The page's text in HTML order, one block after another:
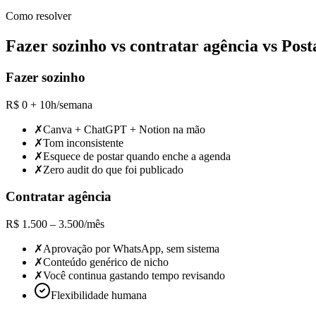
Como resolver
Fazer sozinho vs contratar agência vs
Fazer sozinho
R$ 0 + 10h/semana
✗Canva + ChatGPT + Notion na mão
✗Tom inconsistente
✗Esquece de postar quando enche a agenda
✗Zero audit do que foi publicado
Contratar agência
R$ 1.500 – 3.500/mês
✗Aprovação por WhatsApp, sem sistema
✗Conteúdo genérico de nicho
✗Você continua gastando tempo revisando
Flexibilidade humana